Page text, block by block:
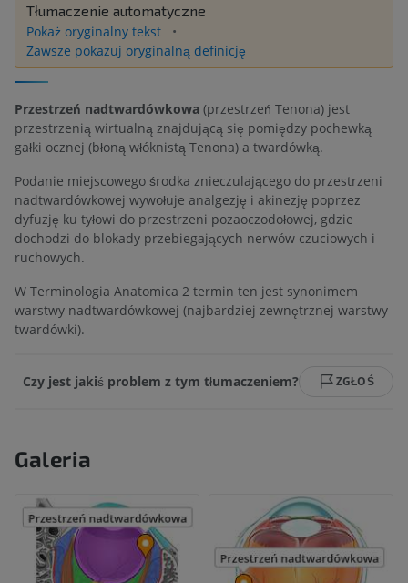
Tłumaczenie automatyczne
Pokaż oryginalny tekst
Zawsze pokazuj oryginalną definicję
Przestrzeń nadtwardówkowa (przestrzeń Tenona) jest
przestrzenią wirtualną znajdującą się pomiędzy pochewką
gałki ocznej (błoną włóknistą Tenona) a twardówką.
Podanie miejscowego środka znieczulającego do przestrzeni
nadtwardówkowej wywołuje analgezję i akinezję poprzez
dyfuzję ku tyłowi do przestrzeni pozaoczodołowej, gdzie
dochodzi do blokady przebiegających nerwów czuciowych i
ruchowych.
W Terminologia Anatomica 2 termin ten jest synonimem
warstwy nadtwardówkowej (najbardziej zewnętrznej warstwy
twardówki).
Czy jest jakiś problem z tym tłumaczeniem? ZGŁOŚ
Galeria